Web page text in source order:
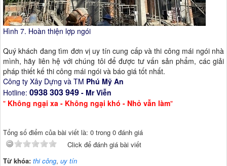
Hình 7. Hoàn thiện lợp ngói
Quý khách đang tìm đơn vị uy tín cung cấp và thi công mái ngói nhà
mình, hãy liên hệ với chúng tôi để được tư vấn sản phẩm, các giải
pháp thiết kế thi công mái ngói và báo giá tốt nhất.
Công ty Xây Dựng và TM Phú Mỹ An
Hotline: 0938 303 949 - Mr Viễn
" Không ngại xa - Không ngại khó - Nhỏ vẫn làm"
Tổng số điểm của bài viết là: 0 trong 0 đánh giá
Click để đánh giá bài viết
Từ khóa: thi công, uy tín